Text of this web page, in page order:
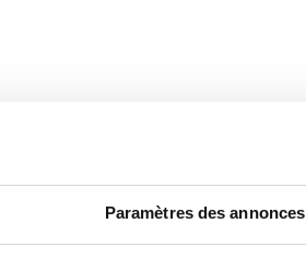
Paramètres des annonces